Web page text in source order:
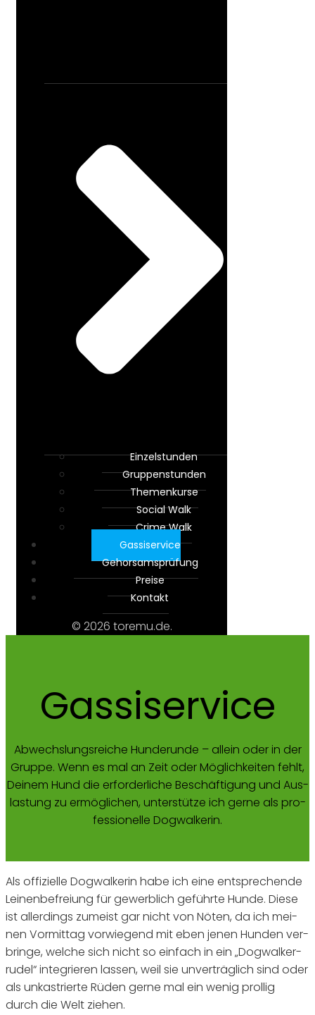
Ein­zel­stun­den
Grup­pen­stun­den
The­men­kur­se
Social Walk
Crime Walk
Gas­si­ser­vice
Gehorsams­prüfung
Prei­se
Kon­takt
© 2026 toremu.de.
Gas­si­ser­vice
Abwechs­lungs­rei­che Hun­de­run­de – allein oder in der
Grup­pe. Wenn es mal an Zeit oder Mög­lich­kei­ten fehlt,
Dei­nem Hund die erfor­der­li­che Beschäf­ti­gung und Aus­
las­tung zu ermög­li­chen, unter­stüt­ze ich ger­ne als pro­
fes­sio­nel­le Dogwalkerin.
Als offi­zi­el­le Dog­wal­ke­rin habe ich eine ent­spre­chen­de
Lei­nen­be­frei­ung für gewerb­lich geführ­te Hun­de. Die­se
ist aller­dings zumeist gar nicht von Nöten, da ich mei­
nen Vor­mit­tag vor­wie­gend mit eben jenen Hun­den ver­
brin­ge, wel­che sich nicht so ein­fach in ein „Dog­wal­ker­
ru­del“ inte­grie­ren las­sen, weil sie unver­träg­lich sind oder
als unkas­trier­te Rüden ger­ne mal ein wenig prol­lig
durch die Welt ziehen.